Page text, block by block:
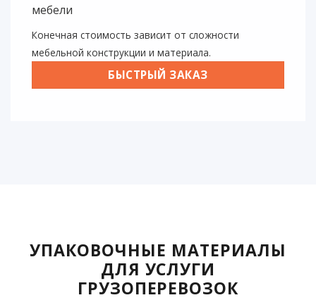
мебели
Конечная стоимость зависит от сложности
мебельной конструкции и материала.
БЫСТРЫЙ ЗАКАЗ
УПАКОВОЧНЫЕ МАТЕРИАЛЫ
ДЛЯ УСЛУГИ
ГРУЗОПЕРЕВОЗОК